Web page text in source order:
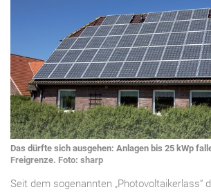
Das dürfte sich ausgehen: Anlagen bis 25 kWp
Freigrenze. Foto: sharp
Seit dem sogenannten „Photovoltaikerlass“